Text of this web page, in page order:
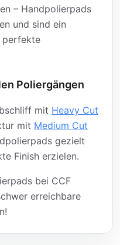
– Handpolierpads
und sind ein
perfekte
Poliergängen
mit Heavy Cut
mit Medium Cut
gezielt
Finish erzielen.
bei CCF
erreichbare